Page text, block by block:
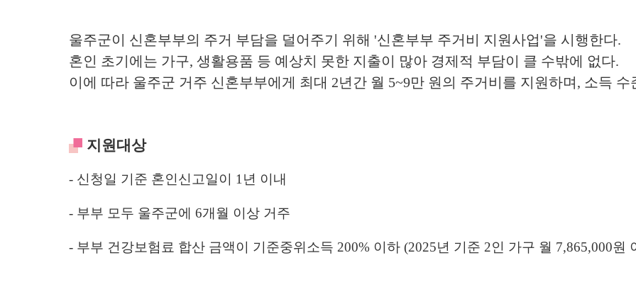
울주군이 신혼부부의 주거 부담을 덜어주기 위해 '신혼부부 주거비 지원사업'을 시행한다.
혼인 초기에는 가구, 생활용품 등 예상치 못한 지출이 많아 경제적 부담이 클 수밖에 없다.
이에 따라 울주군 거주 신혼부부에게 최대 2년간 월 5~9만 원의 주거비를 지원하며, 소득
지원대상
- 신청일 기준 혼인신고일이 1년 이내
- 부부 모두 울주군에 6개월 이상 거주
- 부부 건강보험료 합산 금액이 기준중위소득 200% 이하 (2025년 기준 2인 가구 월 7,865,000원